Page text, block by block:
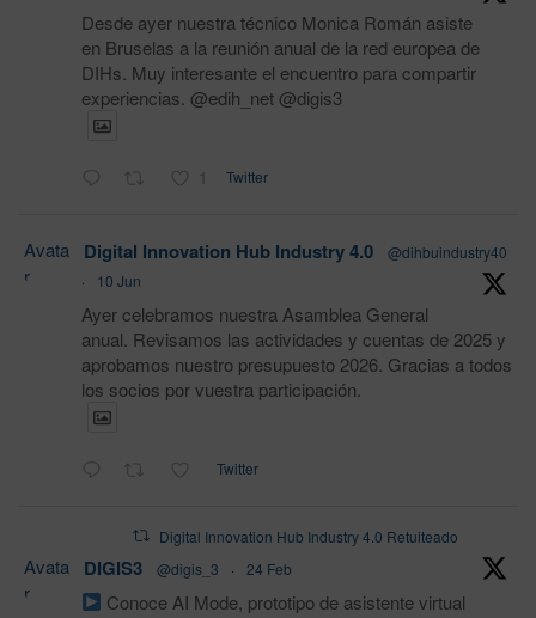
Desde ayer nuestra técnico Monica Román asiste
en Bruselas a la reunión anual de la red europea de
DIHs. Muy interesante el encuentro para compartir
experiencias. @edih_net @digis3
1 Twitter
Avata
r
Digital Innovation Hub Industry 4.0
@dihbuindustry40
·
10 Jun
Ayer celebramos nuestra Asamblea General
anual. Revisamos las actividades y cuentas de 2025 y
aprobamos nuestro presupuesto 2026. Gracias a todos
los socios por vuestra participación.
Twitter
Digital Innovation Hub Industry 4.0 Retuiteado
Avata
r
DIGIS3 @digis_3 · 24 Feb
Conoce AI Mode, prototipo de asistente virtual